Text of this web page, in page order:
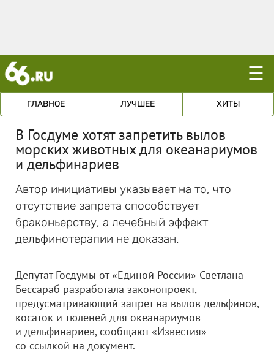
☰
ГЛАВНОЕ ЛУЧШЕЕ ХИТЫ
В Госдуме хотят запретить вылов
морских животных для океанариумов
и дельфинариев
Автор инициативы указывает на то, что
отсутствие запрета способствует
браконьерству, а лечебный эффект
дельфинотерапии не доказан.
Депутат Госдумы от «Единой России» Светлана
Бессараб разработала законопроект,
предусматривающий запрет на вылов дельфинов,
косаток и тюленей для океанариумов
и дельфинариев, сообщают «Известия»
со ссылкой на документ.